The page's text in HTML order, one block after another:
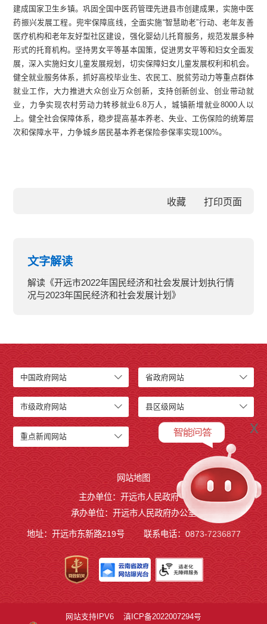
建成国家卫生乡镇。巩固全国中医药管理先进县市创建成果，实施中医
药振兴发展工程。兜牢保障底线，全面实施“智慧助老”行动、老年友善
医疗机构和老年友好型社区建设，强化婴幼儿托育服务，规范发展多种
形式的托育机构。坚持男女平等基本国策，促进男女平等和妇女全面发
展，深入实施妇女儿童发展规划，切实保障妇女儿童发展权利和机会。
健全就业服务体系，抓好高校毕业生、农民工、脱贫劳动力等重点群体
就业工作，大力推进大众创业万众创新，支持创新创业、创业带动就
业，力争实现农村劳动力转移就业6.8万人，城镇新增就业8000人以
上。健全社会保障体系，稳步提高基本养老、失业、工伤保险的统筹层
次和保障水平，力争城乡居民基本养老保险参保率实现100%。
收藏
文字解读
解读《开远市2022年国民经济和社会发展计划执行情
况与2023年国民经济和社会发展计划》
中国政府网站 省政府网站
市级政府网站 县区级网站
重点新闻网站
网站地图
主办单位：开远市人民政府
承办单位：开远市人民政府办公室
地址：开远市东新路219号 联系电话：0873-7236877
网站支持IPV6
滇ICP备2022007294号
x